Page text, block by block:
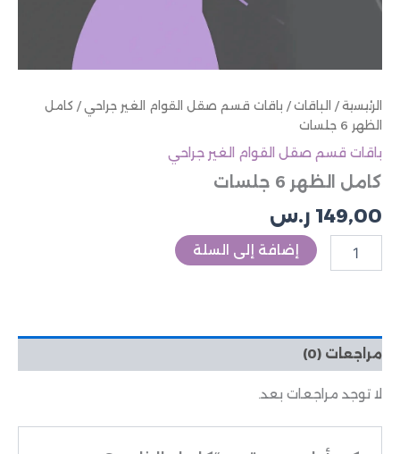
الرئيسية/ الباقات/ باقات قسم صقل القوام الغير جراحي / كامل
الظهر 6 جلسات
باقات قسم صقل القوام الغير جراحي
كامل الظهر 6 جلسات
149,00 ر.س
إضافة إلى السلة
مراجعات (0)
لا توجد مراجعات بعد.